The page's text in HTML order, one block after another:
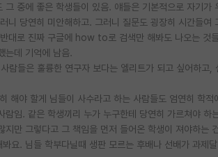
그 중에 좋은 학생들이 있음. 얘들은 기본적으로 자기
니 당연히 미안해하고. 그러니 질문도 굉장히 시간들
대로 진짜 구글에 how to로 검색만 해봐도 나오는 것
는데 기억에 남음.
람들은 훌륭한 연구자 보다는 엘리트가 되고 싶어하
해야 할게 님들이 사수라고 하는 사람들도 엄연히 학
람임. 같은 학생끼리 누가 누구한테 당연히 가르쳐야
지만 그렇다고 그 책임을 먼저 들어온 학생이 져야하는
봐요. 님들 학부다닐때 생판 모르는 후배나 선배가 과제